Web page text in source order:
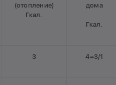
(отопление)
Гкал.
дома
Гкал.
3 4=3/1